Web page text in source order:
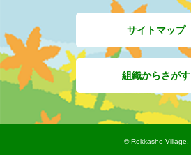
サイトマップ
組織からさがす
©︎ Rokkasho Village.